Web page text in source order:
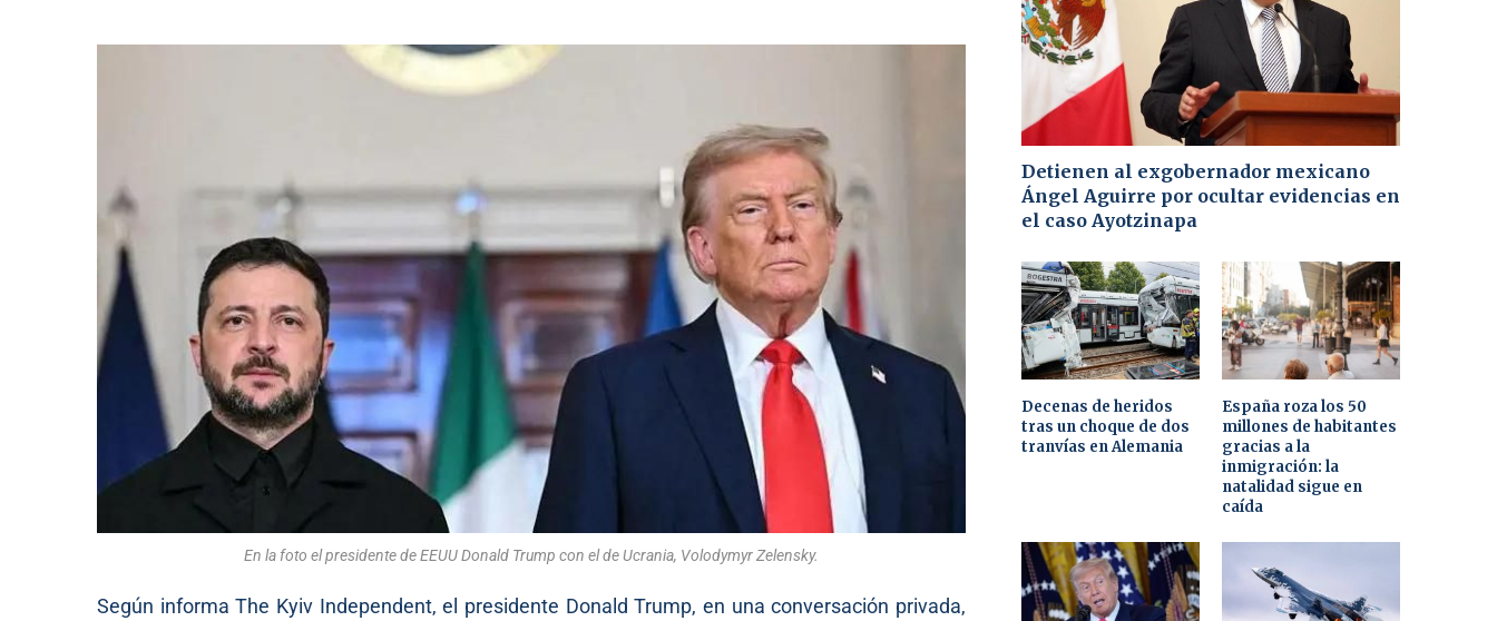
En la foto el presidente de EEUU Donald Trump con el de Ucrania, Volodymyr Zelensky.
Según informa The Kyiv Independent, el presidente Donald Trump, en una conversación privada,
Detienen al exgobernador mexicano
Ángel Aguirre por ocultar evidencias en
el caso Ayotzinapa
Decenas de heridos
tras un choque de dos
tranvías en Alemania
España roza los 50
millones de habitantes
gracias a la
inmigración: la
natalidad sigue en
caída